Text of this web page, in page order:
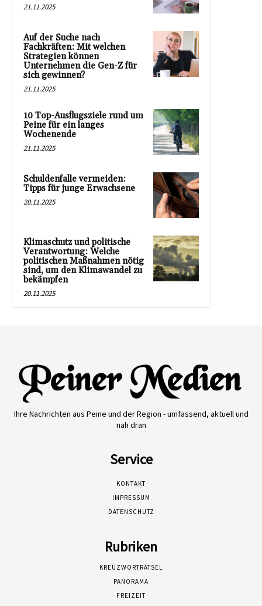
21.11.2025
Auf der Suche nach
Fachkräften: Mit welchen
Strategien können
Unternehmen die Gen-Z für
sich gewinnen?
21.11.2025
10 Top-Ausflugsziele rund um
Peine für ein langes
Wochenende
21.11.2025
Schuldenfalle vermeiden:
Tipps für junge Erwachsene
20.11.2025
Klimaschutz und politische
Verantwortung: Welche
politischen Maßnahmen nötig
sind, um den Klimawandel zu
bekämpfen
20.11.2025
Ihre Nachrichten aus Peine und der Region - umfassend, aktuell und
nah dran
Service
KONTAKT
IMPRESSUM
DATENSCHUTZ
Rubriken
KREUZWORTRÄTSEL
PANORAMA
FREIZEIT